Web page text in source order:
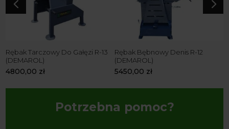
Rębak Tarczowy Do Gałęzi R-13
(DEMAROL)
4800,00 zł
Rębak Bębnowy Denis R-12
(DEMAROL)
5450,00 zł
Potrzebna pomoc?